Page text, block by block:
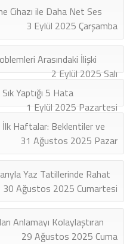
Cihazı ile Daha Net Ses
3 Eylül 2025 Çarşamba
Arasındaki İlişki
2 Eylül 2025 Salı
Yaptığı 5 Hata
1 Eylül 2025 Pazartesi
İlk Haftalar: Beklentiler ve
31 Ağustos 2025 Pazar
Yaz Tatillerinde Rahat
30 Ağustos 2025 Cumartesi
Anlamayı Kolaylaştıran
29 Ağustos 2025 Cuma